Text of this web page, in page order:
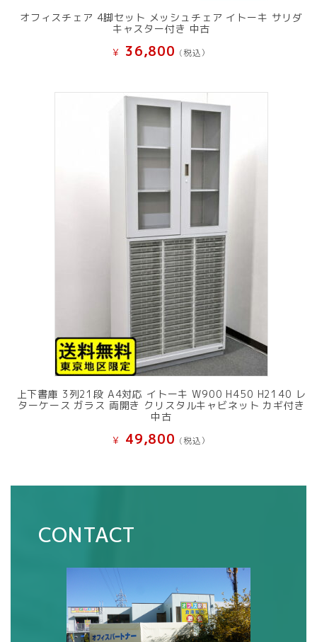
オフィスチェア 4脚セット メッシュチェア イトーキ サリダ
キャスター付き 中古
¥ 36,800 (税込）
上下書庫 3列21段 A4対応 イトーキ W900 H450 H2140 レ
ターケース ガラス 両開き クリスタルキャビネット カギ付き
中古
¥ 49,800 (税込）
CONTACT